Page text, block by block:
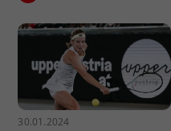
30.01.2024